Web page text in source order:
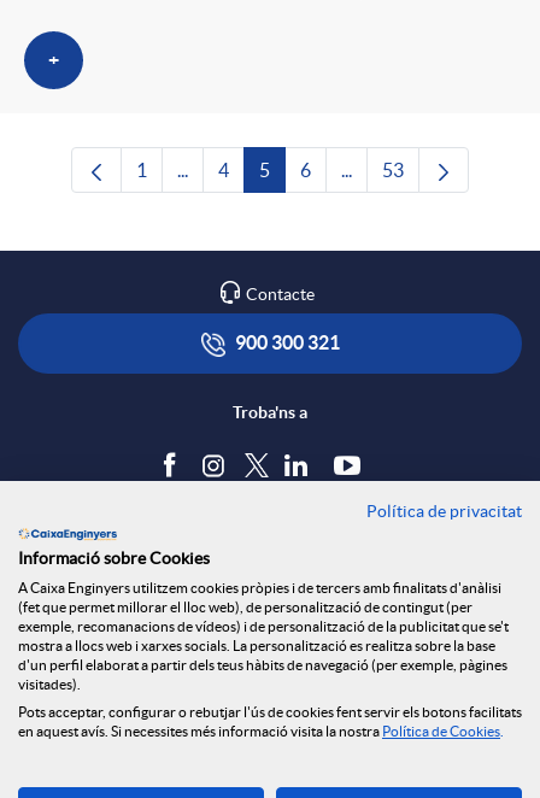
+
Pàgina
1 ...Pàgines intermèdies Utilitzeu TAB per
Pàgina
4 Pàgina
5 Pàgina
6 ...Pàgines intermèdies
Pàgina
53
Contacte
900 300 321
Troba'ns a
Política de cookies
Avís legal
Seguretat Online
Canal denúncies
Descarrega-la ara
Política de privacitat
Informació sobre Cookies
A Caixa Enginyers utilitzem cookies pròpies i de tercers amb finalitats d'anàlisi
(fet que permet millorar el lloc web), de personalització de contingut (per
exemple, recomanacions de vídeos) i de personalització de la publicitat que se't
mostra a llocs web i xarxes socials. La personalització es realitza sobre la base
d'un perfil elaborat a partir dels teus hàbits de navegació (per exemple, pàgines
visitades).
Pots acceptar, configurar o rebutjar l'ús de cookies fent servir els botons facilitats
en aquest avís. Si necessites més informació visita la nostra Política de Cookies